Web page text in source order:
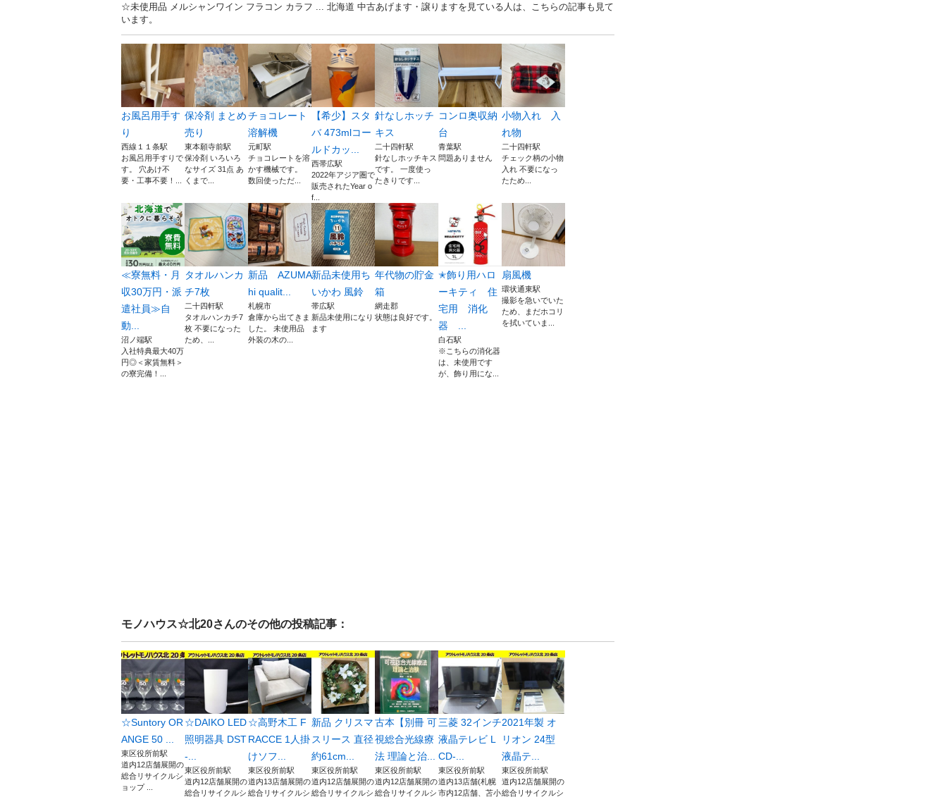
☆未使用品 メルシャンワイン フラコン カラフ ... 北海道 中古あげます・譲りますを見ている人は、こちらの記事も見て
います。
お風呂用手す
り
西線１１条駅
お風呂用手すりで
す。 穴あけ不
要・工事不要！...
保冷剤 まとめ
売り
東本願寺前駅
保冷剤 いろいろ
なサイズ 31点 あ
くまで...
チョコレート
溶解機
元町駅
チョコレートを溶
かす機械です。
数回使っただ...
【希少】スタ
バ 473mlコー
ルドカッ...
西帯広駅
2022年アジア圏で
販売されたYear o
f...
針なしホッチ
キス
二十四軒駅
針なしホッチキス
です。 一度使っ
たきりです...
コンロ奥収納
台
青葉駅
問題ありません
小物入れ 入
れ物
二十四軒駅
チェック柄の小物
入れ 不要になっ
たため...
≪寮無料・月
収30万円・派
遣社員≫自
動...
沼ノ端駅
入社特典最大40万
円◎＜家賃無料＞
の寮完備！...
タオルハンカ
チ7枚
二十四軒駅
タオルハンカチ7
枚 不要になった
ため、...
新品 AZUMA
hi qualit...
札幌市
倉庫から出てきま
した。 未使用品
外装の木の...
新品未使用ち
いかわ 風鈴
帯広駅
新品未使用になり
ます
年代物の貯金
箱
網走郡
状態は良好です。
✭飾り用ハロ
ーキティ 住
宅用 消化
器 ...
白石駅
※こちらの消化器
は、未使用です
が、飾り用にな...
扇風機
環状通東駅
撮影を急いでいた
ため、まだホコリ
を拭いていま...
モノハウス☆北20さんのその他の投稿記事：
☆Suntory OR
ANGE 50 ...
東区役所前駅
道内12店舗展開の
総合リサイクルシ
ョップ ...
☆DAIKO LED
照明器具 DST
-...
東区役所前駅
道内12店舗展開の
総合リサイクルシ
☆高野木工 F
RACCE 1人掛
けソフ...
東区役所前駅
道内13店舗展開の
総合リサイクルシ
新品 クリスマ
スリース 直径
約61cm...
東区役所前駅
道内12店舗展開の
総合リサイクルシ
古本【別冊 可
視総合光線療
法 理論と治...
東区役所前駅
道内12店舗展開の
総合リサイクルシ
三菱 32インチ
液晶テレビ L
CD-...
東区役所前駅
道内13店舗(札幌
市内12店舗、苫小
2021年製 オ
リオン 24型
液晶テ...
東区役所前駅
道内12店舗展開の
総合リサイクルシ